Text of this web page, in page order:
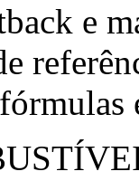
e